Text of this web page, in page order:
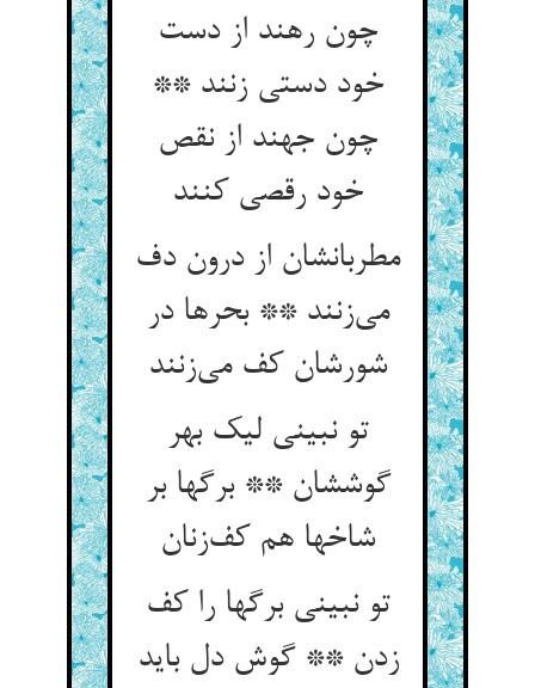
چون رهند از دست
خود دستی زنند **
چون جهند از نقص
خود رقصی کنند
مطربانشان از درون دف
می‌زنند ** بحرها در
شورشان کف می‌زنند
تو نبینی لیک بهر
گوششان ** برگها بر
شاخها هم کف‌زنان
تو نبینی برگها را کف
زدن ** گوش دل باید